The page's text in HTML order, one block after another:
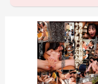
後半4シーン目も複数の
足裏です。具体的には、
1:25:33から右足の足
ほど
1:29:25からやや角度
1:29:40から足舐め中